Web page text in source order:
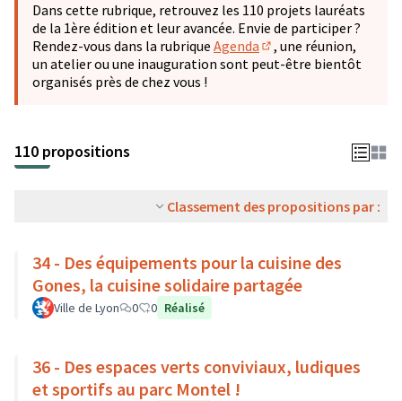
−
Dans cette rubrique, retrouvez les 110 projets lauréats
de la 1ère édition et leur avancée. Envie de participer ?
Rendez-vous dans la rubrique Agenda
(S'ouvre dans un
, une réunion,
un atelier ou une inauguration sont peut-être bientôt
organisés près de chez vous !
110 propositions
Classement des propositions par :
34 - Des équipements pour la cuisine des
Gones, la cuisine solidaire partagée
Ville de Lyon 0 0 Réalisé
36 - Des espaces verts conviviaux, ludiques
et sportifs au parc Montel !